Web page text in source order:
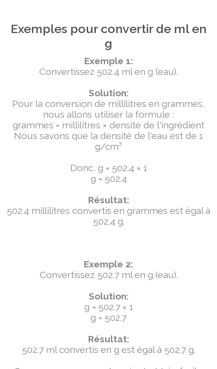
Exemples pour convertir de ml en
g
Exemple 1:
Convertissez 502.4 ml en g (eau).
Solution:
Pour la conversion de millilitres en grammes,
nous allons utiliser la formule :
grammes = millilitres × densité de l'ingrédient
Nous savons que la densité de l'eau est de 1
g/cm³
Donc, g = 502.4 × 1
g = 502.4
Résultat:
502.4 millilitres convertis en grammes est égal à
502.4 g.
Exemple 2:
Convertissez 502.7 ml en g (eau).
Solution:
g = 502.7 × 1
g = 502.7
Résultat:
502.7 ml convertis en g est égal à 502.7 g.